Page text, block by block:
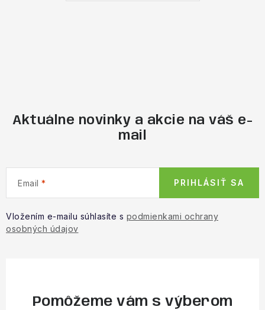
Aktuálne novinky a akcie na váš e-
mail
Email
Vložením e-mailu súhlasíte s podmienkami ochrany
osobných údajov
PRIHLÁSIŤ SA
Pomôžeme vám s výberom